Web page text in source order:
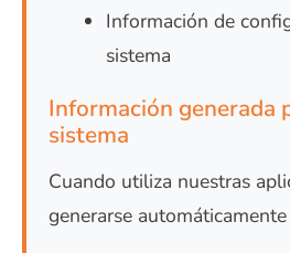
Información de
sistema
Información generada
sistema
Cuando utiliza nuestras
generarse